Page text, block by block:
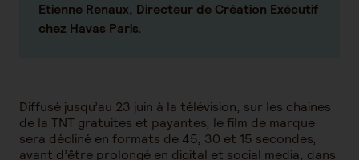
Etienne Renaux, Directeur de Création Exécutif
chez Havas Paris.
Diffusé jusqu’au 23 juin à la télévision, sur les chaines
de la TNT gratuites et payantes, le film de marque
sera décliné en formats de 45, 30 et 15 secondes,
avant d’être prolongé en digital et social media, dans